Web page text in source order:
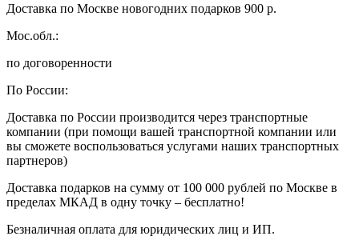
Доставка по Москве новогодних подарков 900 р.
Мос.обл.:
по договоренности
По России:
Доставка по России производится через транспортные
компании (при помощи вашей транспортной компании или
вы сможете воспользоваться услугами наших транспортных
партнеров)
Доставка подарков на сумму от 100 000 рублей по Москве в
пределах МКАД в одну точку – бесплатно!
Безналичная оплата для юридических лиц и ИП.